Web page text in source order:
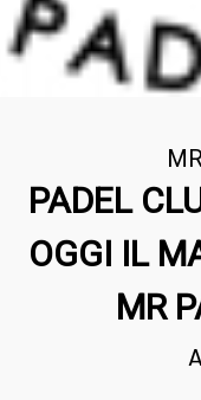
PADEL
OGGI IL
MR